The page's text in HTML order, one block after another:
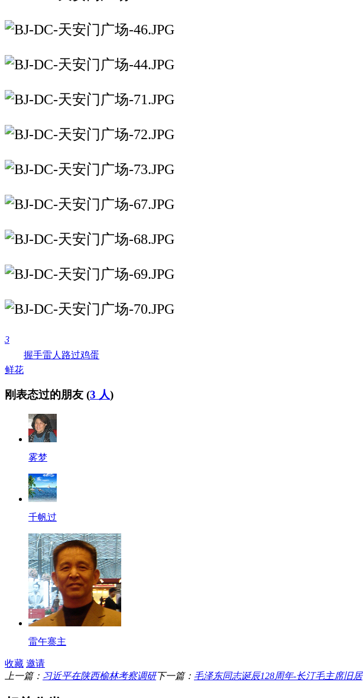
3
鲜花
握手雷人 路过鸡蛋
刚表态过的朋友 (3 人)
雾梦
千帆过
雷午寨主
收藏 邀请
上一篇： 习近平在陕西榆林考察调研下一篇： 毛泽东同志诞辰128周年-长汀毛主席旧居